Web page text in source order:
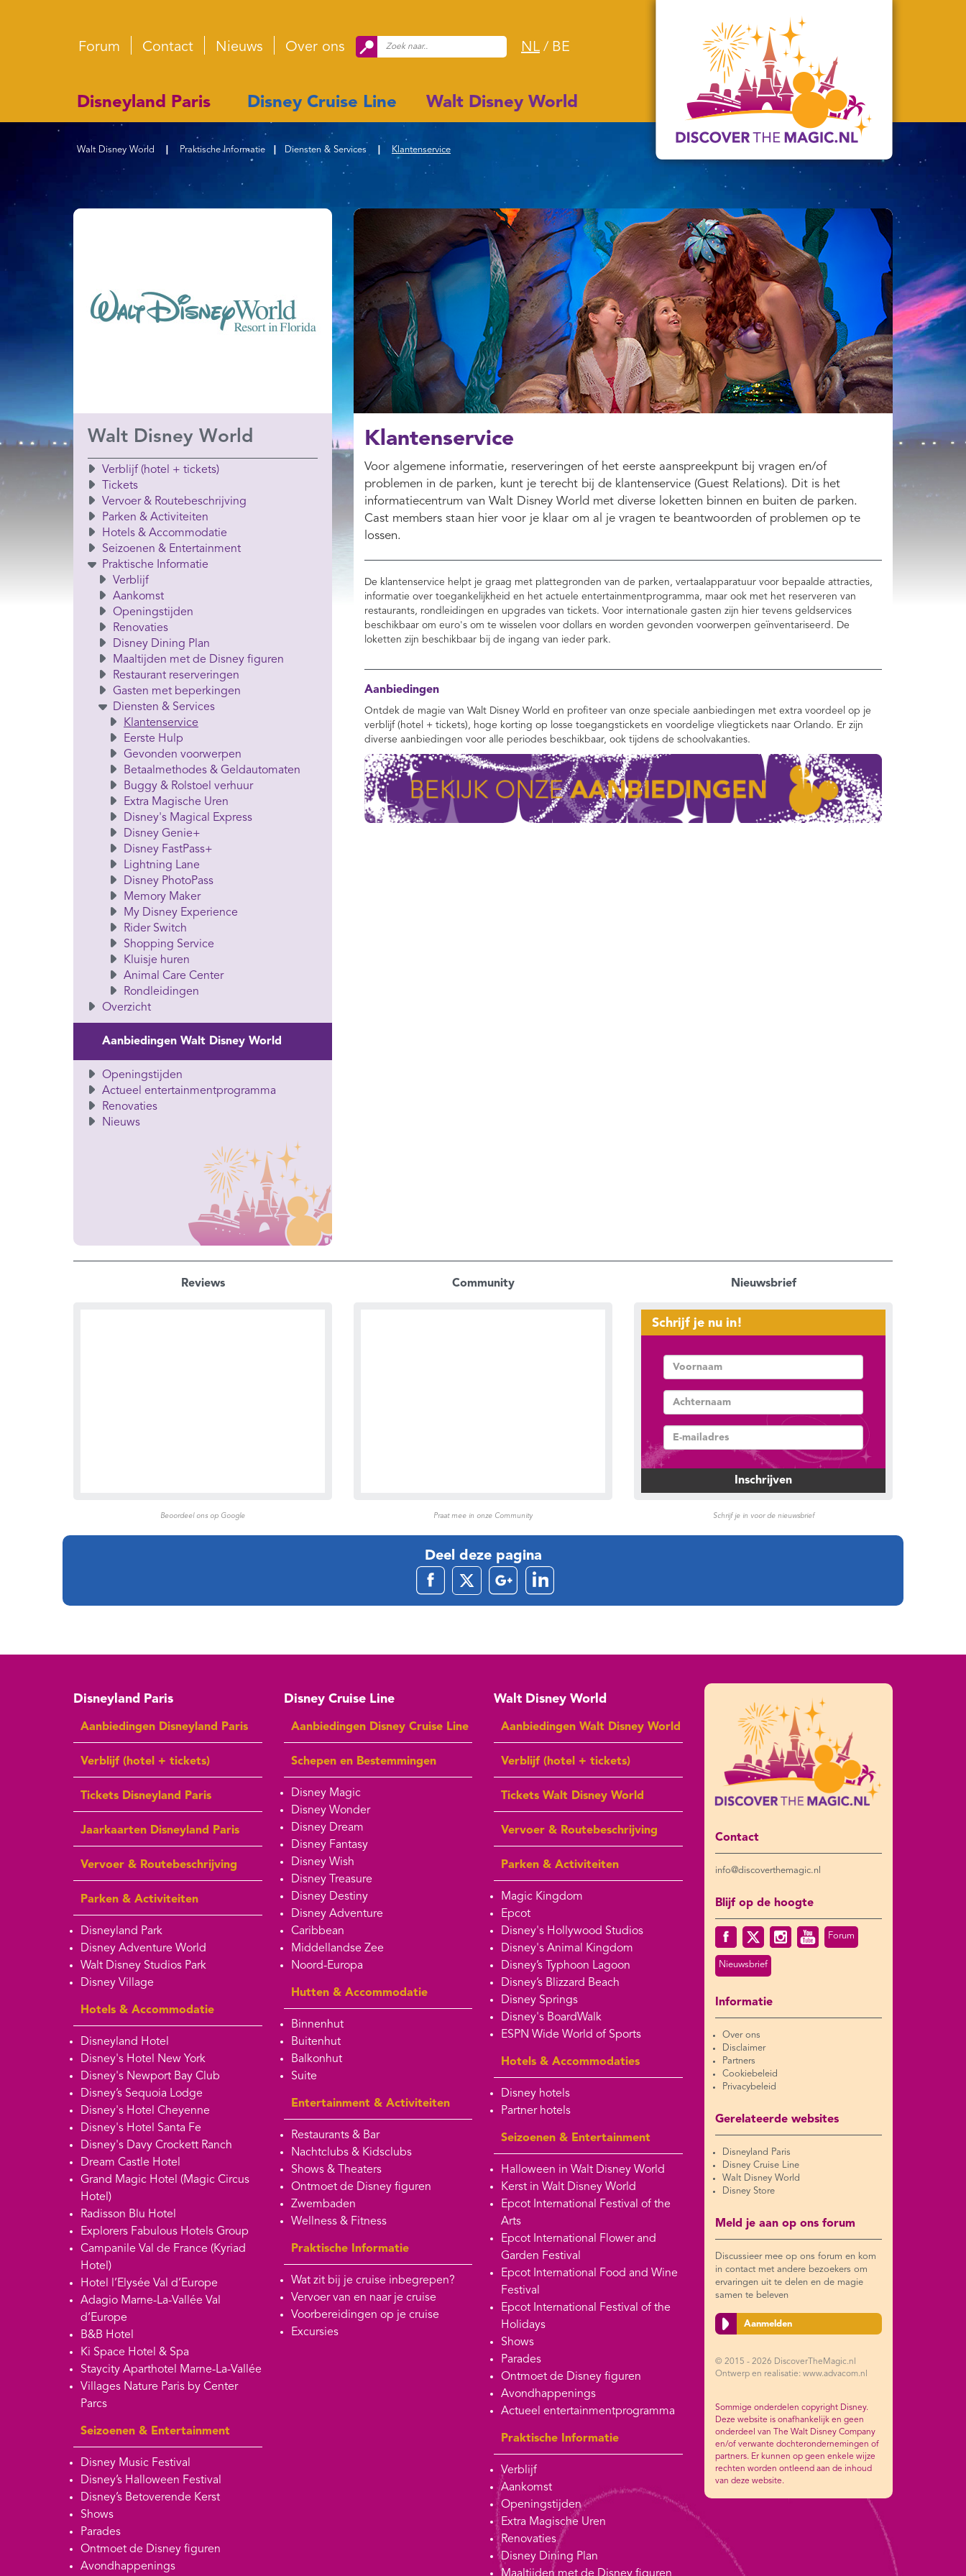
Forum Contact Nieuws Over ons NL / BE
Disneyland Paris Disney Cruise Line Walt Disney World
Walt Disney World Praktische Informatie Diensten & Services Klantenservice
Walt Disney World
Verblijf (hotel + tickets)
Tickets
Vervoer & Routebeschrijving
Parken & Activiteiten
Hotels & Accommodatie
Seizoenen & Entertainment
Praktische Informatie
Verblijf
Aankomst
Openingstijden
Renovaties
Disney Dining Plan
Maaltijden met de Disney figuren
Restaurant reserveringen
Gasten met beperkingen
Diensten & Services
Klantenservice
Eerste Hulp
Gevonden voorwerpen
Betaalmethodes & Geldautomaten
Buggy & Rolstoel verhuur
Extra Magische Uren
Disney's Magical Express
Disney Genie+
Disney FastPass+
Lightning Lane
Disney PhotoPass
Memory Maker
My Disney Experience
Rider Switch
Shopping Service
Kluisje huren
Animal Care Center
Rondleidingen
Overzicht
Aanbiedingen Walt Disney World
Openingstijden
Actueel entertainmentprogramma
Renovaties
Nieuws
Klantenservice
Voor algemene informatie, reserveringen of het eerste aanspreekpunt bij vragen en/of
problemen in de parken, kunt je terecht bij de klantenservice (Guest Relations). Dit is het
informatiecentrum van Walt Disney World met diverse loketten binnen en buiten de parken.
Cast members staan hier voor je klaar om al je vragen te beantwoorden of problemen op te
lossen.
De klantenservice helpt je graag met plattegronden van de parken, vertaalapparatuur voor bepaalde attracties,
informatie over toegankelijkheid en het actuele entertainmentprogramma, maar ook met het reserveren van
restaurants, rondleidingen en upgrades van tickets. Voor internationale gasten zijn hier tevens geldservices
beschikbaar om euro's om te wisselen voor dollars en worden gevonden voorwerpen geïnventariseerd. De
loketten zijn beschikbaar bij de ingang van ieder park.
Aanbiedingen
Ontdek de magie van Walt Disney World en profiteer van onze speciale aanbiedingen met extra voordeel op je
verblijf (hotel + tickets), hoge korting op losse toegangstickets en voordelige vliegtickets naar Orlando. Er zijn
diverse aanbiedingen voor alle periodes beschikbaar, ook tijdens de schoolvakanties.
Reviews
Beoordeel ons op Google
Community
Praat mee in onze Community
Nieuwsbrief
Schrijf je nu in!
Schrijf je in voor de nieuwsbrief
Deel deze pagina
Disneyland Paris
Aanbiedingen Disneyland Paris
Verblijf (hotel + tickets)
Tickets Disneyland Paris
Jaarkaarten Disneyland Paris
Vervoer & Routebeschrijving
Parken & Activiteiten
Disneyland Park
Disney Adventure World
Walt Disney Studios Park
Disney Village
Hotels & Accommodatie
Disneyland Hotel
Disney's Hotel New York
Disney's Newport Bay Club
Disney’s Sequoia Lodge
Disney's Hotel Cheyenne
Disney's Hotel Santa Fe
Disney's Davy Crockett Ranch
Dream Castle Hotel
Grand Magic Hotel (Magic Circus
Hotel)
Radisson Blu Hotel
Explorers Fabulous Hotels Group
Campanile Val de France (Kyriad
Hotel)
Hotel l’Elysée Val d’Europe
Adagio Marne-La-Vallée Val
d’Europe
B&B Hotel
Ki Space Hotel & Spa
Staycity Aparthotel Marne-La-Vallée
Villages Nature Paris by Center
Parcs
Seizoenen & Entertainment
Disney Music Festival
Disney’s Halloween Festival
Disney’s Betoverende Kerst
Shows
Parades
Ontmoet de Disney figuren
Avondhappenings
Disney Cruise Line
Aanbiedingen Disney Cruise Line
Schepen en Bestemmingen
Disney Magic
Disney Wonder
Disney Dream
Disney Fantasy
Disney Wish
Disney Treasure
Disney Destiny
Disney Adventure
Caribbean
Middellandse Zee
Noord-Europa
Hutten & Accommodatie
Binnenhut
Buitenhut
Balkonhut
Suite
Entertainment & Activiteiten
Restaurants & Bar
Nachtclubs & Kidsclubs
Shows & Theaters
Ontmoet de Disney figuren
Zwembaden
Wellness & Fitness
Praktische Informatie
Wat zit bij je cruise inbegrepen?
Vervoer van en naar je cruise
Voorbereidingen op je cruise
Excursies
Walt Disney World
Aanbiedingen Walt Disney World
Verblijf (hotel + tickets)
Tickets Walt Disney World
Vervoer & Routebeschrijving
Parken & Activiteiten
Magic Kingdom
Epcot
Disney's Hollywood Studios
Disney's Animal Kingdom
Disney’s Typhoon Lagoon
Disney’s Blizzard Beach
Disney Springs
Disney's BoardWalk
ESPN Wide World of Sports
Hotels & Accommodaties
Disney hotels
Partner hotels
Seizoenen & Entertainment
Halloween in Walt Disney World
Kerst in Walt Disney World
Epcot International Festival of the
Arts
Epcot International Flower and
Garden Festival
Epcot International Food and Wine
Festival
Epcot International Festival of the
Holidays
Shows
Parades
Ontmoet de Disney figuren
Avondhappenings
Actueel entertainmentprogramma
Praktische Informatie
Verblijf
Aankomst
Openingstijden
Extra Magische Uren
Renovaties
Disney Dining Plan
Contact
info@discoverthemagic.nl
Blijf op de hoogte
Forum
Nieuwsbrief
Informatie
Over ons
Disclaimer
Partners
Cookiebeleid
Privacybeleid
Gerelateerde websites
Disneyland Paris
Disney Cruise Line
Walt Disney World
Disney Store
Meld je aan op ons forum
Discussieer mee op ons forum en kom
in contact met andere bezoekers om
ervaringen uit te delen en de magie
samen te beleven
Aanmelden
© 2015 - 2026 DiscoverTheMagic.nl
Ontwerp en realisatie: www.advacom.nl
Sommige onderdelen copyright Disney.
Deze website is onafhankelijk en geen
onderdeel van The Walt Disney Company
en/of verwante dochterondernemingen of
partners. Er kunnen op geen enkele wijze
rechten worden ontleend aan de inhoud
van deze website.